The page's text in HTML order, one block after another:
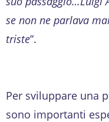
se non ne parlava
triste”.
Per sviluppare una
sono importanti